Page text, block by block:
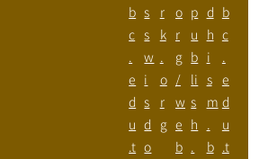
b
c
.
e
d
u
.t
s
s
w
i
s
d
o
r
k
.
o
r
g
o
r
g
/
w
e
b
p
u
b
li
s
h
.
d
h
i
s
m
.
b
b
c
.
e
d
u
.t